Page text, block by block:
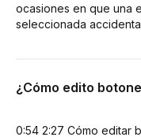
ocasiones en que una
seleccionada
¿Cómo edito
0:54 2:27 Cómo editar